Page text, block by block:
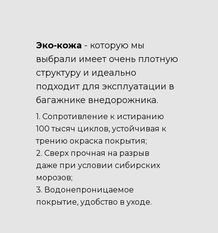
Эко-кожа - которую мы
выбрали имеет очень плотную
структуру и идеально
подходит для эксплуатации в
багажнике внедорожника.
1. Сопротивление к истиранию
100 тысяч циклов, устойчивая к
трению окраска покрытия;
2. Сверх прочная на разрыв
даже при условии сибирских
морозов;
3. Водонепроницаемое
покрытие, удобство в уходе.